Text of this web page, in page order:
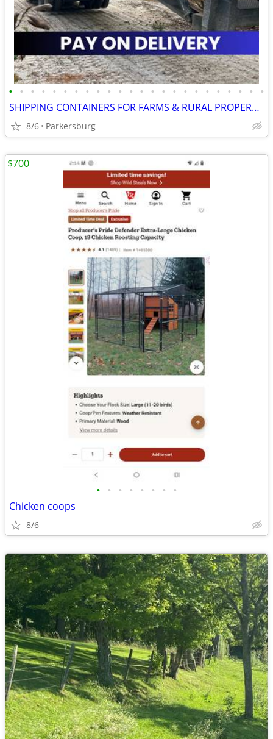
• • • • • • • • • • • • • • • • • • • • • • • •
SHIPPING CONTAINERS FOR FARMS & RURAL PROPERTIES 681-381-3206
8/6 Parkersburg
• • • • • • • •
Chicken coops
8/6
$700